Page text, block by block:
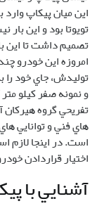
اين ميان پيکاپ
تويوتا بود و اين
تصميم داشت تا اين
امروزه اين خودرو
توليدش، جاي خود
و نمونه صفر کيلو
تفريحي گروه
هاي فني و توانايي
است. در اينجا
اختيار قراردادن
آشنايي با